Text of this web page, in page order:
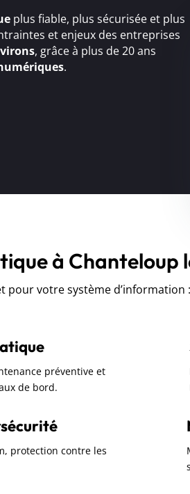
plus fiable, plus sécurisée et plus
et enjeux des entreprises
, grâce à plus de 20 ans
.
à Chanteloup
pour votre système d’information :
préventive et
de bord.
protection contre les